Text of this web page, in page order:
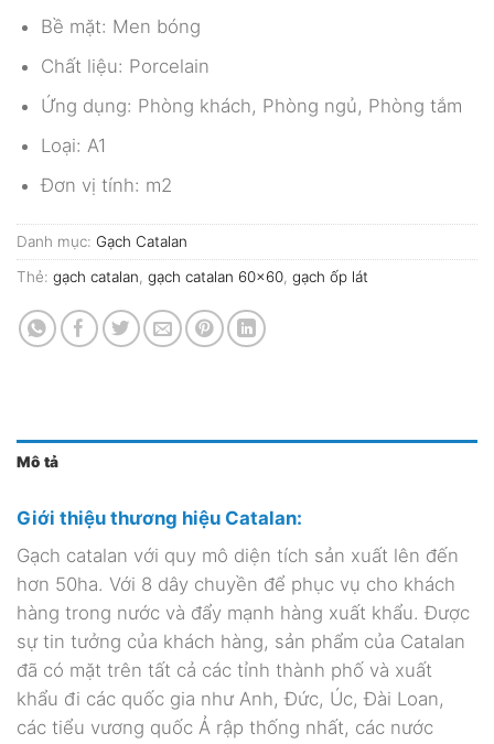
Bề mặt: Men bóng
Chất liệu: Porcelain
Ứng dụng: Phòng khách, Phòng ngủ, Phòng tắm
Loại: A1
Đơn vị tính: m2
Danh mục: Gạch Catalan
Thẻ: gạch catalan, gạch catalan 60x60, gạch ốp lát
Mô tả
Giới thiệu thương hiệu Catalan:
Gạch catalan với quy mô diện tích sản xuất lên đến
hơn 50ha. Với 8 dây chuyền để phục vụ cho khách
hàng trong nước và đẩy mạnh hàng xuất khẩu. Được
sự tin tưởng của khách hàng, sản phẩm của Catalan
đã có mặt trên tất cả các tỉnh thành phố và xuất
khẩu đi các quốc gia như Anh, Đức, Úc, Đài Loan,
các tiểu vương quốc Ả rập thống nhất, các nước